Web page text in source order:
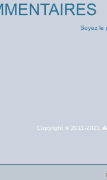
Soyez le
Copyright © 2011-2021